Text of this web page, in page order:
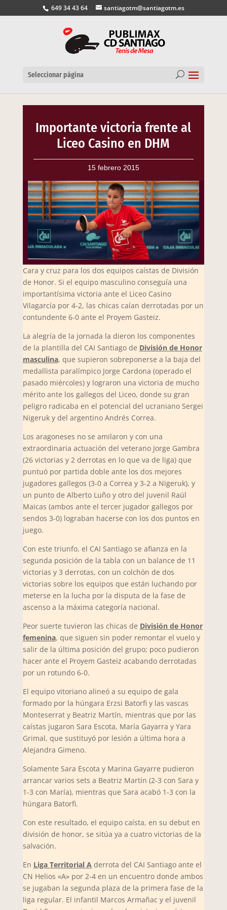
649 34 43 64 santiagotm@santiagotm.es
Seleccionar página
Importante victoria frente al
Liceo Casino en DHM
15 febrero 2015
Cara y cruz para los dos equipos caístas de División
de Honor. Si el equipo masculino conseguía una
importantísima victoria ante el Liceo Casino
Vilagarcía por 4-2, las chicas caían derrotadas por un
contundente 6-0 ante el Proyem Gasteiz.
La alegría de la jornada la dieron los componentes
de la plantilla del CAI Santiago de División de Honor
masculina, que supieron sobreponerse a la baja del
medallista paralímpico Jorge Cardona (operado el
pasado miércoles) y lograron una victoria de mucho
mérito ante los gallegos del Liceo, donde su gran
peligro radicaba en el potencial del ucraniano Sergei
Nigeruk y del argentino Andrés Correa.
Los aragoneses no se amilaron y con una
extraordinaria actuación del veterano Jorge Gambra
(26 victorias y 2 derrotas en lo que va de liga) que
puntuó por partida doble ante los dos mejores
jugadores gallegos (3-0 a Correa y 3-2 a Nigeruk), y
un punto de Alberto Luño y otro del juvenil Raúl
Maicas (ambos ante el tercer jugador gallegos por
sendos 3-0) lograban hacerse con los dos puntos en
juego.
Con este triunfo, el CAI Santiago se afianza en la
segunda posición de la tabla con un balance de 11
victorias y 3 derrotas, con un colchón de dos
victorias sobre los equipos que están luchando por
meterse en la lucha por la disputa de la fase de
ascenso a la máxima categoría nacional.
Peor suerte tuvieron las chicas de División de Honor
femenina, que siguen sin poder remontar el vuelo y
salir de la última posición del grupo; poco pudieron
hacer ante el Proyem Gasteiz acabando derrotadas
por un rotundo 6-0.
El equipo vitoriano alineó a su equipo de gala
formado por la húngara Erzsi Batorfi y las vascas
Monteserrat y Beatriz Martín, mientras que por las
caístas jugaron Sara Escota, María Gayarra y Yara
Grimal, que sustituyó por lesión a última hora a
Alejandra Gimeno.
Solamente Sara Escota y Marina Gayarre pudieron
arrancar varios sets a Beatriz Martín (2-3 con Sara y
1-3 con María), mientras que Sara acabó 1-3 con la
húngara Batorfi.
Con este resultado, el equipo caísta, en su debut en
división de honor, se sitúa ya a cuatro victorias de la
salvación.
En Liga Territorial A derrota del CAI Santiago ante el
CN Helios «A» por 2-4 en un encuentro donde ambos
se jugaban la segunda plaza de la primera fase de la
liga regular. El infantil Marcos Armañac y el juvenil